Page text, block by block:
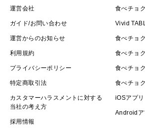
数杯いれたりすると、風味が豊かに
に楽しくなります。スコーンやクッ
▶保管方法：
暗くて涼しい場所が一番です。
運営会社
ガイド/お問い合わせ
運営からのお知らせ
利用規約
プライバシーポリシー
特定商取引法
カスタマーハラスメントに対する
当社の考え方
採用情報
食べチョ
Vivid
食べチョ
食べチョ
食べチョ
食べチョ
iOSアプリ
Androidア